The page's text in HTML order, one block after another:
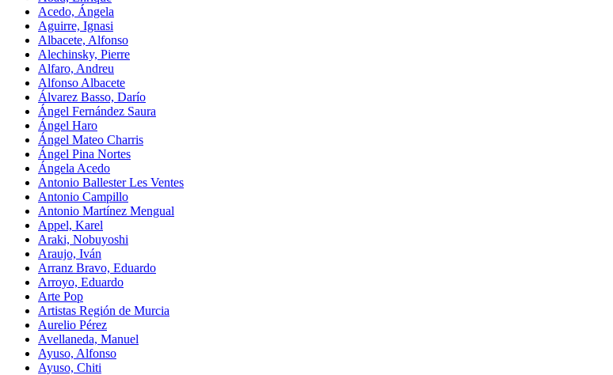
Acedo, Ángela
Aguirre, Ignasi
Albacete, Alfonso
Alechinsky, Pierre
Alfaro, Andreu
Alfonso Albacete
Álvarez Basso, Darío
Ángel Fernández Saura
Ángel Haro
Ángel Mateo Charris
Ángel Pina Nortes
Ángela Acedo
Antonio Ballester Les Ventes
Antonio Campillo
Antonio Martínez Mengual
Appel, Karel
Araki, Nobuyoshi
Araujo, Iván
Arranz Bravo, Eduardo
Arroyo, Eduardo
Arte Pop
Artistas Región de Murcia
Aurelio Pérez
Avellaneda, Manuel
Ayuso, Alfonso
Ayuso, Chiti